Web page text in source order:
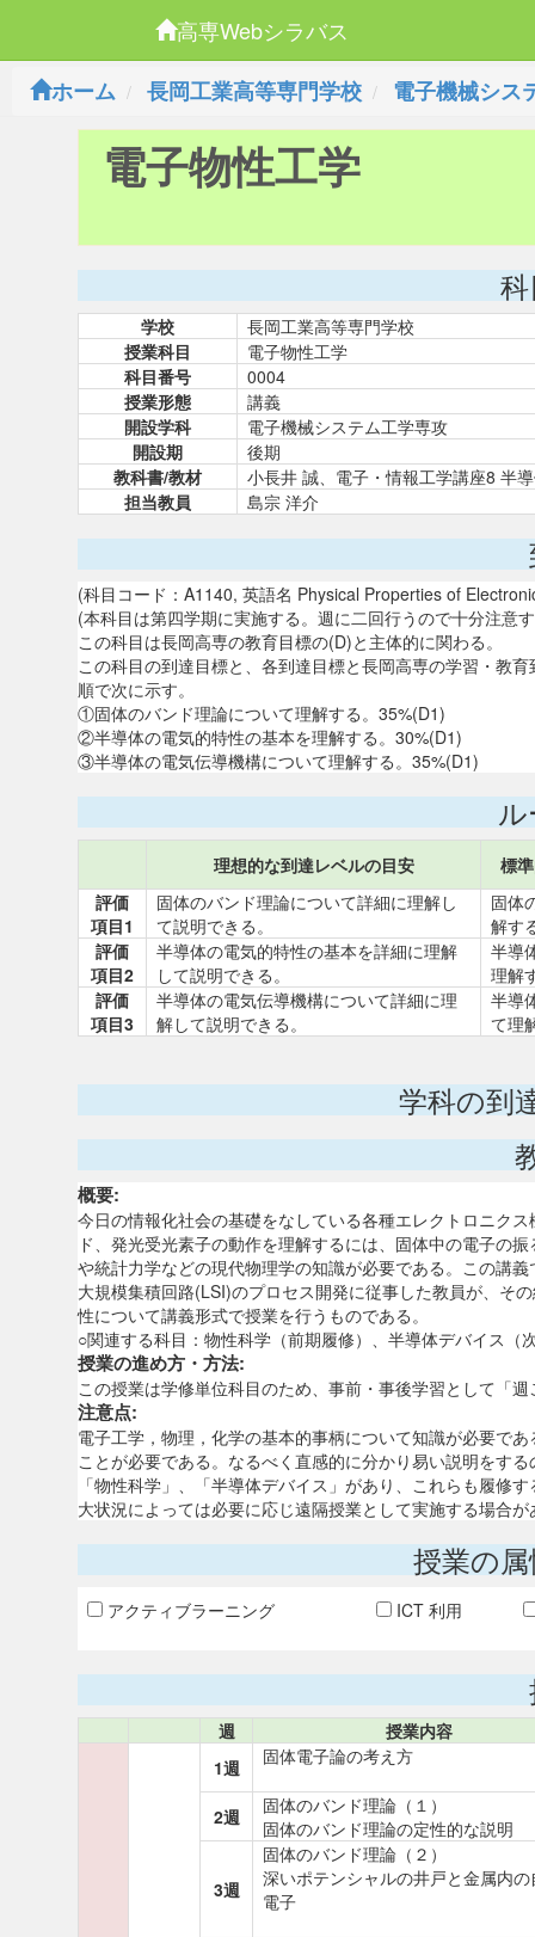
高専Webシラバス
ホーム
長岡工業高等専門学校 電子機械シス
電子物性工学
学校
長岡工業高等専門学校
授業科目
電子物性工学
科目番号
0004
授業形態
講義
開設学科
電子機械システム工学専攻
開設期
後期
教科書/教材
小長井 誠、電子・情報工学講座8 半
担当教員
島宗 洋介
(科目コード：A1140, 英語名 Physical Properties of
(本科目は第四学期に実施する。週に二回行うので十分注意
この科目は長岡高専の教育目標の(D)と主体的に関わる。
この科目の到達目標と、各到達目標と長岡高専の学習・教
順で次に示す。
①固体のバンド理論について理解する。35%(D1)
②半導体の電気的特性の基本を理解する。30%(D1)
③半導体の電気伝導機構について理解する。35%(D1)
理想的な到達レベルの目安
標
評価
項目1
固体のバンド理論について詳細に理解し
て説明できる。
固体
解す
評価
項目2
半導体の電気的特性の基本を詳細に理解
して説明できる。
半導
理解
評価
項目3
半導体の電気伝導機構について詳細に理
解して説明できる。
半導
て理
学科の到
概要:
今日の情報化社会の基礎をなしている各種エレクトロニク
ド、発光受光素子の動作を理解するには、固体中の電子の
や統計力学などの現代物理学の知識が必要である。この講
大規模集積回路(LSI)のプロセス開発に従事した教員が、そ
性について講義形式で授業を行うものである。
○関連する科目：物性科学（前期履修）、半導体デバイス（
授業の進め方・方法:
この授業は学修単位科目のため、事前・事後学習として「
注意点:
電子工学，物理，化学の基本的事柄について知識が必要で
ことが必要である。なるべく直感的に分かり易い説明をす
「物性科学」、「半導体デバイス」があり、これらも履修
大状況によっては必要に応じ遠隔授業として実施する場合が
授業の
アクティブラーニング ICT 利用
週 授業内容
1週 固体電子論の考え方
2週
固体のバンド理論（１）
固体のバンド理論の定性的な説明
3週
固体のバンド理論（２）
深いポテンシャルの井戸と金属内の
電子